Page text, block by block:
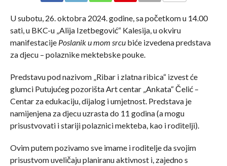
U subotu, 26. oktobra 2024. godine, sa početkom u 14.00
sati, u BKC-u „Alija Izetbegović“ Kalesija, u okviru
manifestacije Poslanik u mom srcubiće izvedena predstava
za djecu – polaznike mektebske pouke.
Predstavu pod nazivom „Ribar i zlatna ribica“ izvest će
glumci Putujućeg pozorišta Art centar „Ankata“ Čelić –
Centar za edukaciju, dijalog i umjetnost. Predstava je
namijenjena za djecu uzrasta do 11 godina (a mogu
prisustvovati i stariji polaznici mekteba, kao i roditelji).
Ovim putem pozivamo sve imame i roditelje da svojim
prisustvom uveličaju planiranu aktivnost i, zajedno s